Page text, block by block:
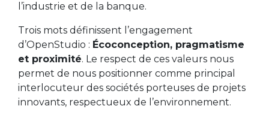
l’industrie et de la banque.
Trois mots définissent l’engagement
d’OpenStudio : Écoconception, pragmatisme
et proximité. Le respect de ces valeurs nous
permet de nous positionner comme principal
interlocuteur des sociétés porteuses de projets
innovants, respectueux de l’environnement.